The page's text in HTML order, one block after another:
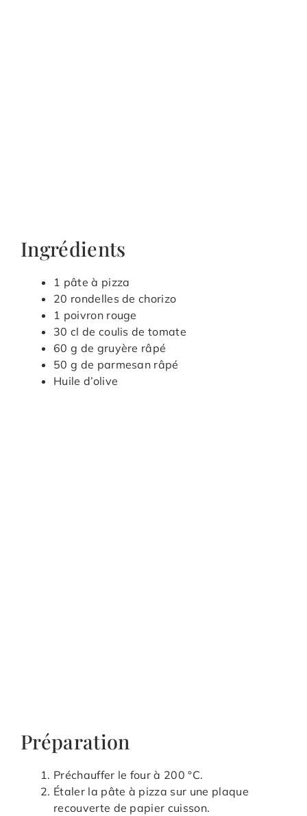
Ingrédients
1 pâte à pizza
20 rondelles de chorizo
1 poivron rouge
30 cl de coulis de tomate
60 g de gruyère râpé
50 g de parmesan râpé
Huile d’olive
Préparation
Préchauffer le four à 200 °C.
Étaler la pâte à pizza sur une plaque
recouverte de papier cuisson.